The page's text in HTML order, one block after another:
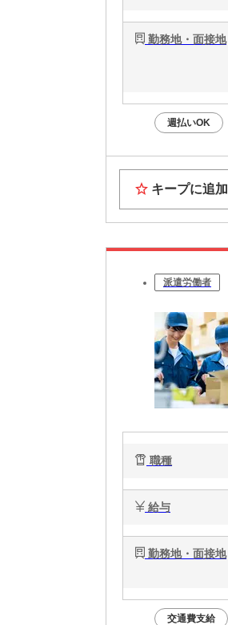
勤務地・面接地
週払いOK
キープに追加
派遣労働者
職種
給与
勤務地・面接地
交通費支給